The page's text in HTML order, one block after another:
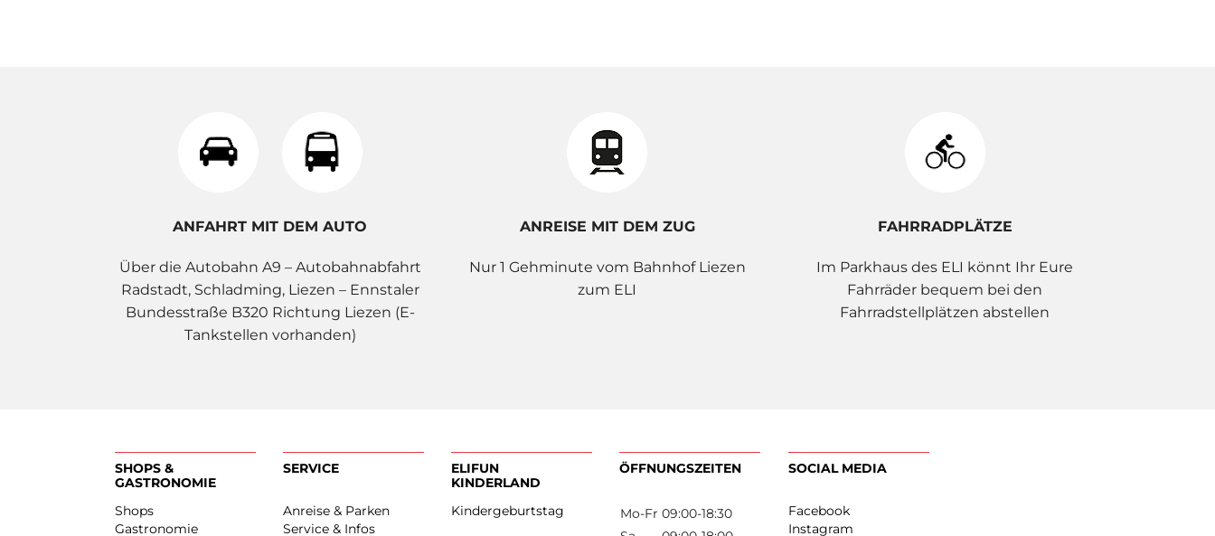
ANFAHRT MIT DEM AUTO
Über die Autobahn A9 – Autobahnabfahrt
Radstadt, Schladming, Liezen – Ennstaler
Bundesstraße B320 Richtung Liezen (E-
Tankstellen vorhanden)
ANREISE MIT DEM ZUG
Nur 1 Gehminute vom Bahnhof Liezen
zum ELI
FAHRRADPLÄTZE
Im Parkhaus des ELI könnt Ihr Eure
Fahrräder bequem bei den
Fahrradstellplätzen abstellen